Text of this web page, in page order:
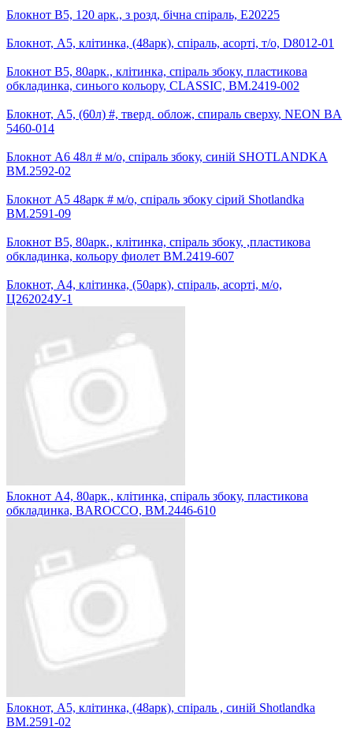
Блокнот B5, 120 арк., з розд, бічна спіраль, Е20225
Блокнот, А5, клітинка, (48арк), спіраль, асорті, т/о, D8012-01
Блокнот В5, 80арк., клітинка, спіраль збоку, пластикова
обкладинка, синього кольору, CLASSIC, BM.2419-002
Блокнот, А5, (60л) #, тверд. облож, спираль сверху, NEON BA
5460-014
Блокнот А6 48л # м/о, спіраль збоку, синій SHOTLANDKA
BM.2592-02
Блокнот А5 48арк # м/о, спіраль збоку сірий Shotlandka
BM.2591-09
Блокнот В5, 80арк., клітинка, спіраль збоку, ,пластикова
обкладинка, кольору фиолет BM.2419-607
Блокнот, А4, клітинка, (50арк), спіраль, асорті, м/о,
Ц262024У-1
Блокнот А4, 80арк., клітинка, спіраль збоку, пластикова
обкладинка, BAROCCO, BM.2446-610
Блокнот, А5, клітинка, (48арк), спіраль , синій Shotlandka
BM.2591-02